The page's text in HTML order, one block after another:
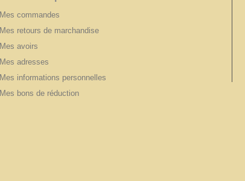
Mes commandes
Mes retours de marchandise
Mes avoirs
Mes adresses
Mes informations personnelles
Mes bons de réduction